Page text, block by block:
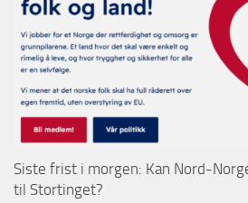
Siste frist i morgen: Kan Nord-
til Stortinget?